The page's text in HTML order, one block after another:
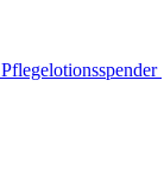
Pflegelotionsspender